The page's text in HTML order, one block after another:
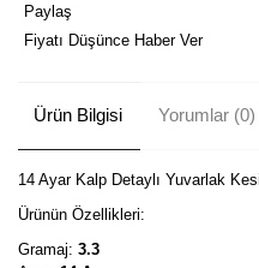
Paylaş
Fiyatı Düşünce Haber Ver
Ürün Bilgisi Yorumlar (0)
14 Ayar Kalp Detaylı Yuvarlak
Ürünün Özellikleri:
Gramaj: 3.3